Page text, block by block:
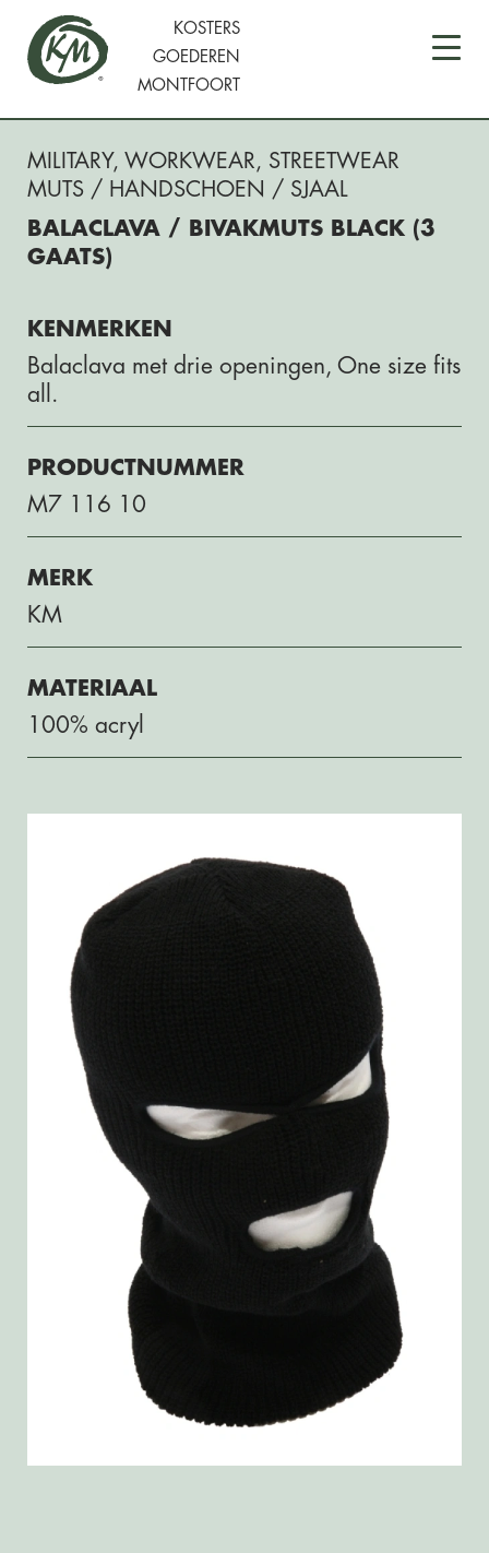
KOSTERS
GOEDEREN
MONTFOORT
MILITARY, WORKWEAR, STREETWEAR
MUTS / HANDSCHOEN / SJAAL
BALACLAVA / BIVAKMUTS BLACK (3
GAATS)
KENMERKEN
Balaclava met drie openingen, One size fits
all.
PRODUCTNUMMER
M7 116 10
MERK
KM
MATERIAAL
100% acryl